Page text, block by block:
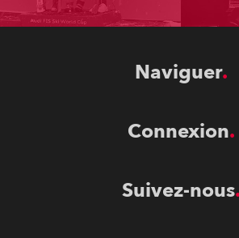
Naviguer
Connexion
Suivez-nous